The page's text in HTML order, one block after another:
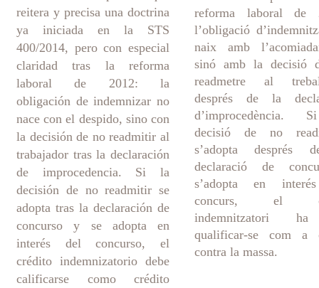
reitera y precisa una doctrina
ya iniciada en la STS
400/2014, pero con especial
claridad tras la reforma
laboral de 2012: la
obligación de indemnizar no
nace con el despido, sino con
la decisión de no readmitir al
trabajador tras la declaración
de improcedencia. Si la
decisión de no readmitir se
adopta tras la declaración de
concurso y se adopta en
interés del concurso, el
crédito indemnizatorio debe
calificarse como crédito
reforma laboral de
l’obligació
naix amb
sinó amb la decisió
readmetre al
després de la
d’improcedència.
decisió de no
s’adopta després
declaració de
s’adopta en
concurs, el
indemnitzatori
qualificar-se com a
contra la massa.